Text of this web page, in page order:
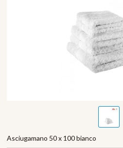
Asciugamano 50 x 100 bianco